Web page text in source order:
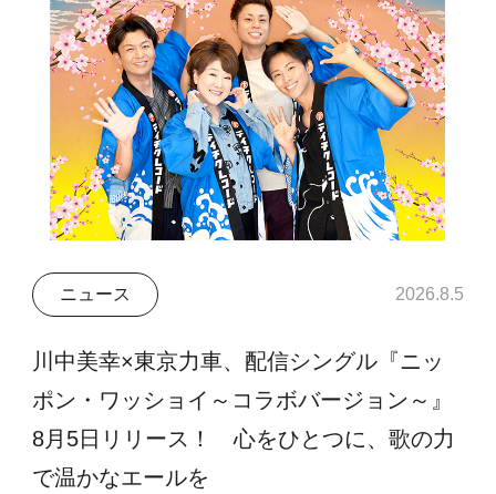
ニュース 2026.8.5
川中美幸×東京力車、配信シングル『ニッ
ポン・ワッショイ～コラボバージョン～』
8月5日リリース！ 心をひとつに、歌の力
で温かなエールを